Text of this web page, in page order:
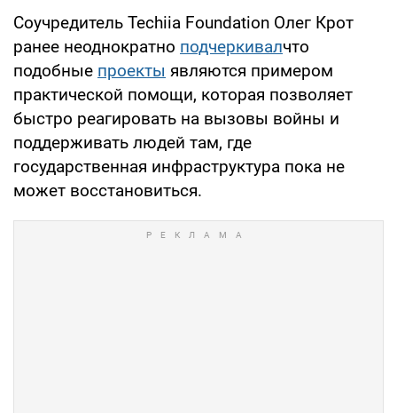
Соучредитель Techiia Foundation Олег Крот
ранее неоднократно подчеркивалчто
подобные проекты являются примером
практической помощи, которая позволяет
быстро реагировать на вызовы войны и
поддерживать людей там, где
государственная инфраструктура пока не
может восстановиться.